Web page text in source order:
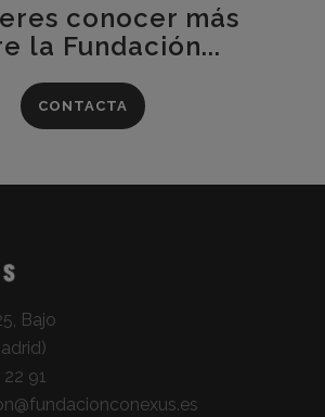
conocer más
la Fundación...
CONTACTA
Bajo
91